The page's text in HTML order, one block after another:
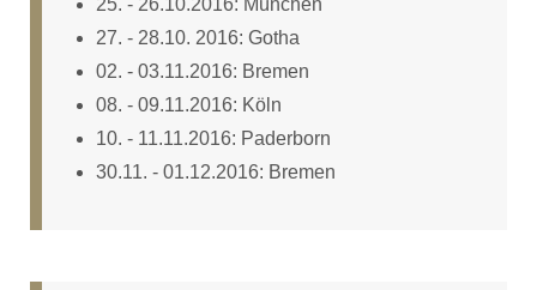
27. - 28.10. 2016: Gotha
02. - 03.11.2016: Bremen
08. - 09.11.2016: Köln
10. - 11.11.2016: Paderborn
30.11. - 01.12.2016: Bremen